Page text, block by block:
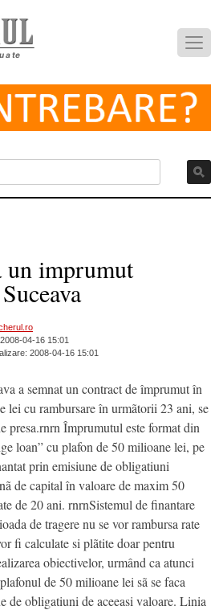
a te
un imprumut
04-16 15:01
2008-04-16 15:01
a semnat un contract de împrumut în
lei cu rambursare în urmãtorii 23 ani, se
presa.rnrn Împrumutul este format din
loan” cu plafon de 50 milioane lei, pe
prin emisiune de obligatiuni
de capital în valoare de maxim 50
de 20 ani. rnrnSistemul de finantare
de tragere nu se vor rambursa rate
fi calculate si plãtite doar pentru
obiectivelor, urmând ca atunci
de 50 milioane lei sã se faca
de obligatiuni de aceeasi valoare. Linia